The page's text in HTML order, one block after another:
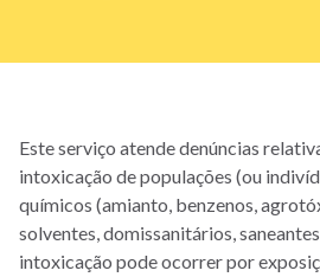
Este serviço atende denúncias
intoxicação de populações (ou
químicos (amianto, benzenos,
solventes, domissanitários,
intoxicação pode ocorrer por